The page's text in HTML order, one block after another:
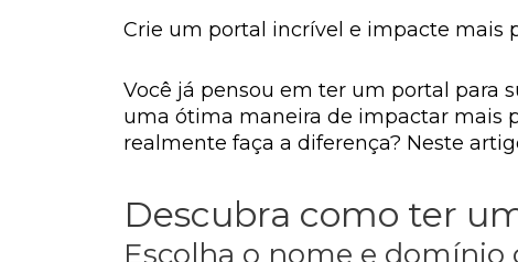
Crie um portal incrível e impacte mais
Você já pensou em ter um portal para
uma ótima maneira de impactar mais
realmente faça a diferença? Neste
Descubra como ter
Escolha o nome e domínio